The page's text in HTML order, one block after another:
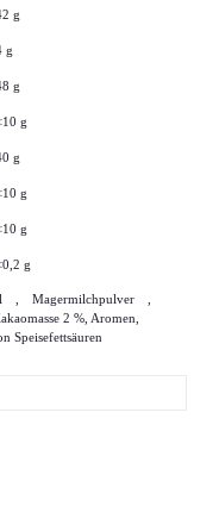
g
g
g
g
g
g
g
g
, Magermilchpulver ,
2 %, Aromen,
Speisefettsäuren